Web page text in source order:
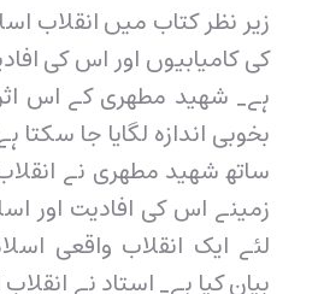
زیر نظر کتاب میں انقلاب
کی کامیابیوں اور اس کی
ہے۔ شھید مطھری کے اس
بخوبی اندازہ لگایا جا
ساتھ شھید مطھری نے
زمینے اس کی افادیت اور
لئے ایک انقلاب واقعی
بیان کیا ہے۔ استاد نے